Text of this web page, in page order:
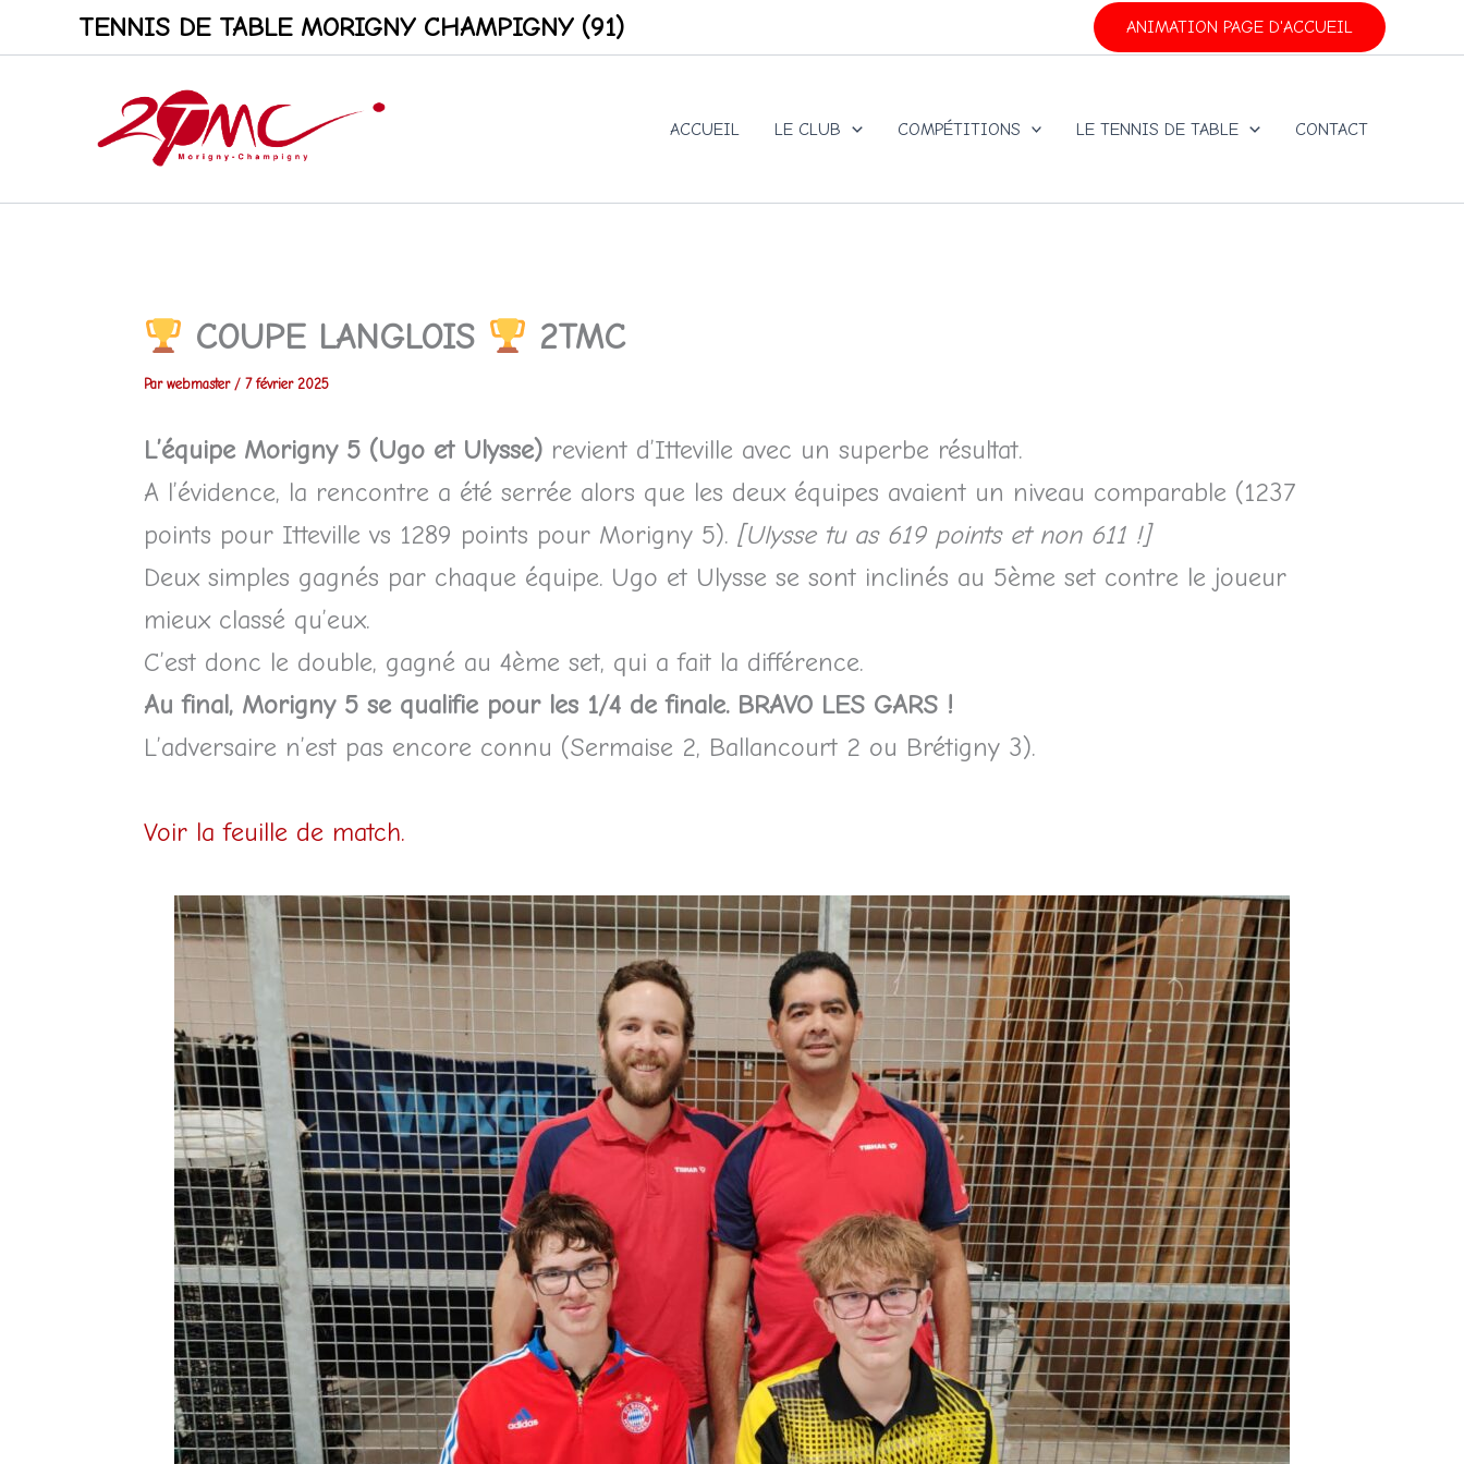
TENNIS DE TABLE MORIGNY CHAMPIGNY (91) ANIMATION PAGE D'ACCUEIL
ACCUEIL LE CLUB COMPÉTITIONS LE TENNIS DE TABLE CONTACT
COUPE LANGLOIS 2TMC
Par webmaster / 7 février 2025
L’équipe Morigny 5 (Ugo et Ulysse) revient d’Itteville avec un superbe résultat.
A l’évidence, la rencontre a été serrée alors que les deux équipes avaient un niveau comparable (1237
points pour Itteville vs 1289 points pour Morigny 5). [Ulysse tu as 619 points et non 611 !]
Deux simples gagnés par chaque équipe. Ugo et Ulysse se sont inclinés au 5ème set contre le joueur
mieux classé qu’eux.
C’est donc le double, gagné au 4ème set, qui a fait la différence.
Au final, Morigny 5 se qualifie pour les 1/4 de finale. BRAVO LES GARS !
L’adversaire n’est pas encore connu (Sermaise 2, Ballancourt 2 ou Brétigny 3).
Voir la feuille de match.